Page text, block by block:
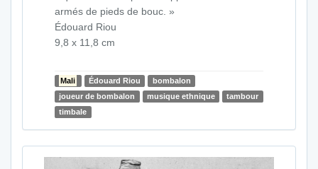
armés de pieds de bouc. »
Édouard Riou
9,8 x 11,8 cm
Mali Édouard Riou
bombalon
joueur de bombalon
musique ethnique
tambour
timbale